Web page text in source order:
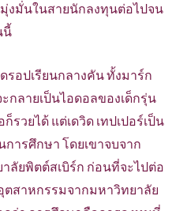
มุ่งมั่นในสายนักลงทุนต่อไปจน
นี้
อปเรียนกลางคัน ทั้งมาร์ก
กลายเป็นไอดอลของเด็กรุ่น
รวยได้ แต่เดวิด เทปเปอร์เป็น
ารศึกษา โดยเขาจบจาก
ลัยพิตต์สเบิร์ก ก่อนที่จะไปต่อ
สาหกรรมจากมหาวิทยาลัย